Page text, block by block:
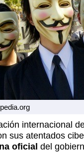
internacional
sus atentados
oficial del